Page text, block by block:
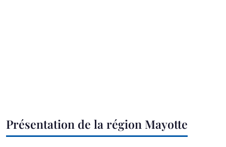
Présentation de la région Mayotte